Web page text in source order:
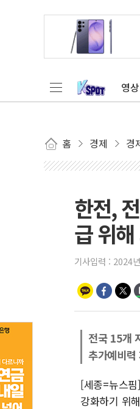
영상
홈 경제 경
한전,
급 위
기사입력 : 2024
전국 15개
추가예비력
[세종=뉴스
강화하기 위